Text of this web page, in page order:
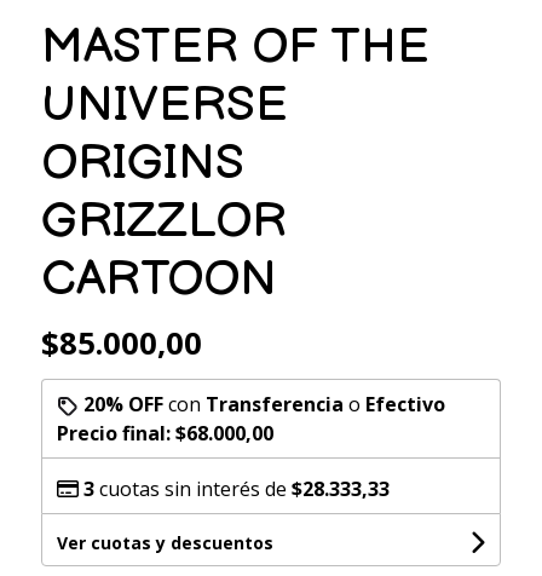
MASTER OF THE
UNIVERSE
ORIGINS
GRIZZLOR
CARTOON
$85.000,00
20% OFFcon Transferencia o Efectivo
Precio final:$68.000,00
3cuotas sin interés de $28.333,33
Ver cuotas y descuentos